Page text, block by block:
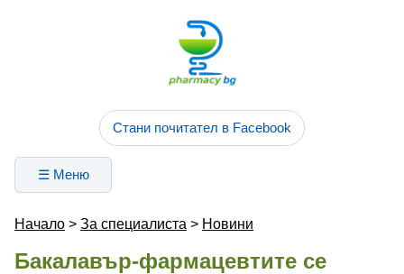
Стани почитател в Facebook
☰ Меню
Начало > За специалиста > Новини
Бакалавър-фармацевтите се